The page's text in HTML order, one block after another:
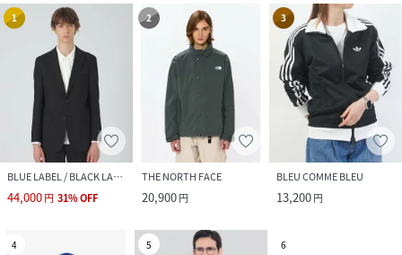
1
BLUE LABEL / BLACK LABEL CRESTBRIDGE
44,000円 31%OFF
2
THE NORTH FACE
20,900円
3
BLEU COMME BLEU
13,200円
4 5 6